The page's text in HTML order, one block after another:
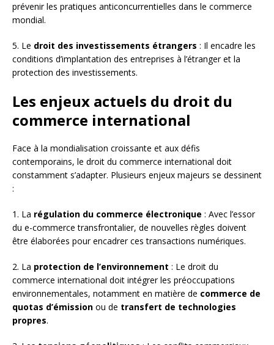
prévenir les pratiques anticoncurrentielles dans le commerce
mondial.
5. Le droit des investissements étrangers : Il encadre les
conditions d’implantation des entreprises à l’étranger et la
protection des investissements.
Les enjeux actuels du droit du
commerce international
Face à la mondialisation croissante et aux défis
contemporains, le droit du commerce international doit
constamment s’adapter. Plusieurs enjeux majeurs se dessinent
:
1. La régulation du commerce électronique : Avec l’essor
du e-commerce transfrontalier, de nouvelles règles doivent
être élaborées pour encadrer ces transactions numériques.
2. La protection de l’environnement : Le droit du
commerce international doit intégrer les préoccupations
environnementales, notamment en matière de commerce de
quotas d’émission ou de transfert de technologies
propres.